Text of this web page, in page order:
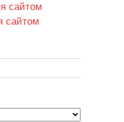
сайтом
сайтом